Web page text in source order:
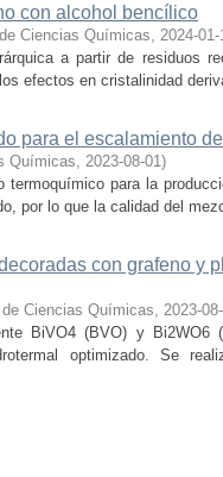
con alcohol bencílico
Ciencias Químicas, 2024-01-
a partir de residuos
efectos en cristalinidad
para el escalamiento
Químicas, 2023-08-01)
termoquímico para la
por lo que la calidad del
con grafeno y
de Ciencias Químicas, 2023-
BiVO4 (BVO) y
optimizado. Se